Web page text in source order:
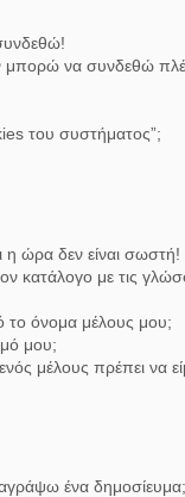
μπορώ να συνδεθώ
του συστήματος”;
η ώρα δεν είναι σωστή!
κατάλογο με τις
όνομα μέλους μου;
μου;
μέλους πρέπει να
ένα δημοσίευμα;